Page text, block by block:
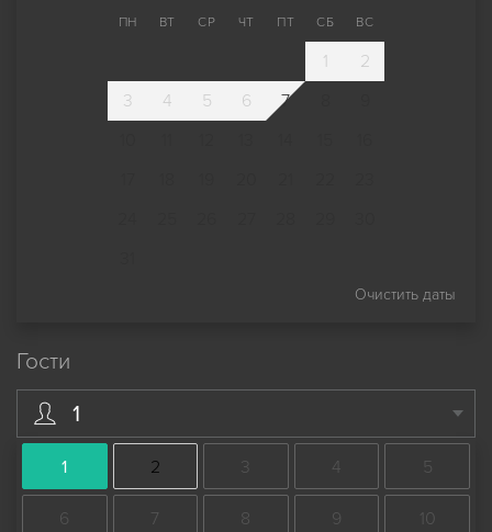
ПН ВТ СР ЧТ ПТ СБ ВС
1
2
3
4 5 6 7
Очистить даты
Гости
1
1 2 3 4 5
6 7 8 9 10